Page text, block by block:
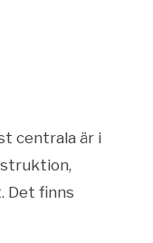
centrala är i
Det finns